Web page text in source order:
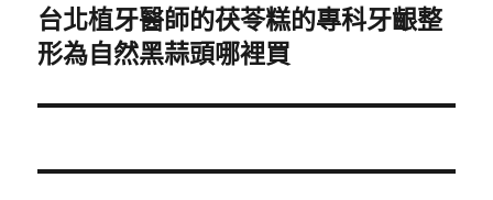
下
一
文
台北植牙醫師的茯苓糕的專科牙齦整
形為自然黑蒜頭哪裡買